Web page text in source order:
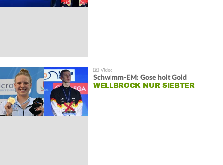
Schwimm-EM: Gose holt Gold
WELLBROCK NUR SIEBTER